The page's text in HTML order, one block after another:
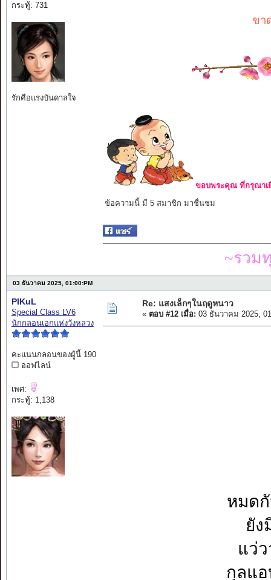
กระทู้: 731
รักคือแรงบันดาลใจ
ขา
ขอบพระคุณ ที่กรุณาเ
ข้อความนี้ มี 5 สมาชิก มาชื่นชม
~รวม
03 ธันวาคม 2025, 01:00:PM
PIKuL
Special Class LV6
นักกลอนเอกแห่งวังหลวง
คะแนนกลอนของผู้นี้ 190
ออฟไลน์
เพศ:
กระทู้: 1,138
Re: แสงเล็กๆในฤดูหนาว
« ตอบ #12 เมื่อ: 03 ธันวาคม 2025,
หมด
ยัง
แว่
กุลแ